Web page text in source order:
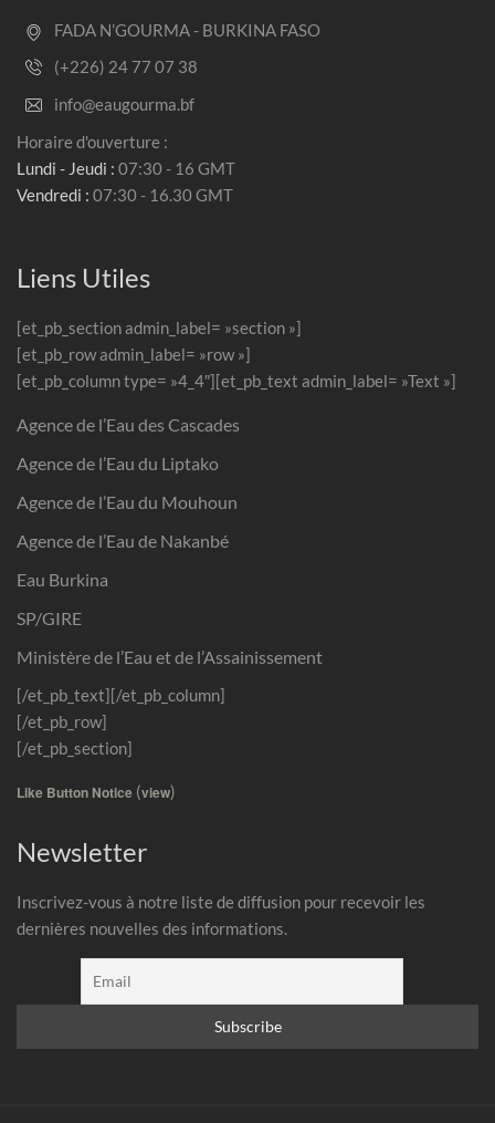
FADA N’GOURMA - BURKINA FASO
(+226) 24 77 07 38
info@eaugourma.bf
Horaire d'ouverture :
Lundi - Jeudi : 07:30 - 16 GMT
Vendredi : 07:30 - 16.30 GMT
Liens Utiles
[et_pb_section admin_label= »section »]
[et_pb_row admin_label= »row »]
[et_pb_column type= »4_4″][et_pb_text admin_label= »Text »]
Agence de l’Eau des Cascades
Agence de l’Eau du Liptako
Agence de l’Eau du Mouhoun
Agence de l’Eau de Nakanbé
Eau Burkina
SP/GIRE
Ministère de l’Eau et de l’Assainissement
[/et_pb_text][/et_pb_column]
[/et_pb_row]
[/et_pb_section]
Like Button Notice (view)
Newsletter
Inscrivez-vous à notre liste de diffusion pour recevoir les
dernières nouvelles des informations.